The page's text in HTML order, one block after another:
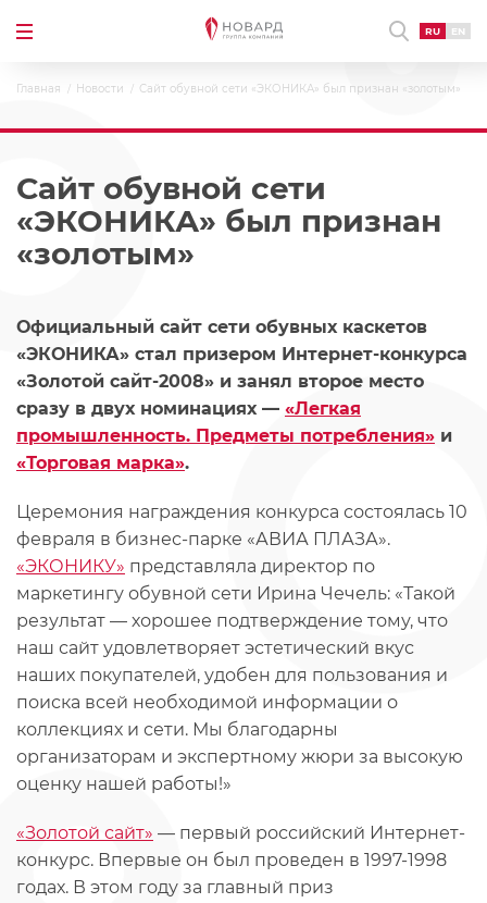
RU EN
Главная Новости Сайт обувной сети «ЭКОНИКА» был признан «золотым»
Сайт обувной сети
«ЭКОНИКА» был признан
«золотым»
Официальный сайт сети обувных каскетов
«ЭКОНИКА» стал призером Интернет-конкурса
«Золотой сайт-2008» и занял второе место
сразу в двух номинациях — «Легкая
промышленность. Предметы потребления» и
«Торговая марка».
Церемония награждения конкурса состоялась 10
февраля в бизнес-парке «АВИА ПЛАЗА».
«ЭКОНИКУ» представляла директор по
маркетингу обувной сети Ирина Чечель: «Такой
результат — хорошее подтверждение тому, что
наш сайт удовлетворяет эстетический вкус
наших покупателей, удобен для пользования и
поиска всей необходимой информации о
коллекциях и сети. Мы благодарны
организаторам и экспертному жюри за высокую
оценку нашей работы!»
«Золотой сайт» — первый российский Интернет-
конкурс. Впервые он был проведен в 1997-1998
годах. В этом году за главный приз